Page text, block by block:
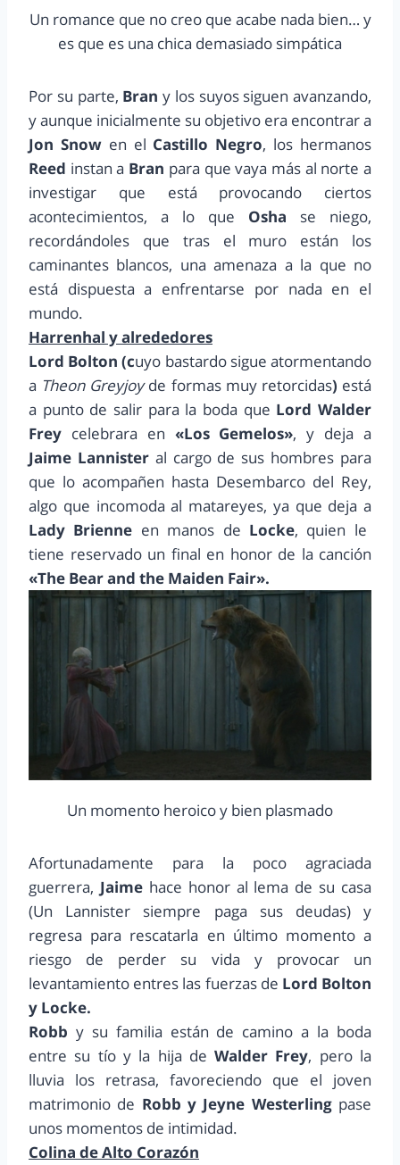
Un romance que no creo que acabe nada bien… y
es que es una chica demasiado simpática
Por su parte, Bran y los suyos siguen avanzando,
y aunque inicialmente su objetivo era encontrar a
Jon Snowen el Castillo Negro, los hermanos
Reed instan a Bran para que vaya más al norte a
investigar que está provocando ciertos
acontecimientos, a lo que Osha se niego,
recordándoles que tras el muro están los
caminantes blancos, una amenaza a la que no
está dispuesta a enfrentarse por nada en el
mundo.
Harrenhal y alrededores
Lord Bolton (cuyo bastardo sigue atormentando
a Theon Greyjoyde formas muy retorcidas) está
a punto de salir para la boda que Lord Walder
Frey celebrara en «Los Gemelos», y deja a
Jaime Lannisteral cargo de sus hombres para
que lo acompañen hasta Desembarco del Rey,
algo que incomoda al matareyes, ya que deja a
Lady Brienne en manos de Locke, quien le
tiene reservado un final en honor de la canción
«The Bear and the Maiden Fair».
Un momento heroico y bien plasmado
Afortunadamente para la poco agraciada
guerrera, Jaime hace honor al lema de su casa
(Un Lannister siempre paga sus deudas) y
regresa para rescatarla en último momento a
riesgo de perder su vida y provocar un
levantamiento entres las fuerzas de Lord Bolton
y Locke.
Robb y su familia están de camino a la boda
entre su tío y la hija deWalder Frey, pero la
lluvia los retrasa, favoreciendo que el joven
matrimonio de Robb y Jeyne Westerlingpase
unos momentos de intimidad.
Colina de Alto Corazón